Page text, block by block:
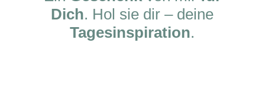
Dich. Hol sie dir – deine
Tagesinspiration.